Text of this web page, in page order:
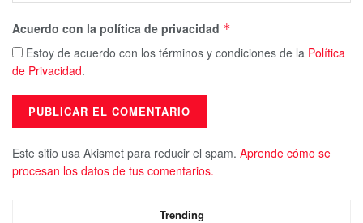
Acuerdo con la política de privacidad *
Estoy de acuerdo con los términos y condiciones de la Política
de Privacidad.
Este sitio usa Akismet para reducir el spam. Aprende cómo se
procesan los datos de tus comentarios.
Trending